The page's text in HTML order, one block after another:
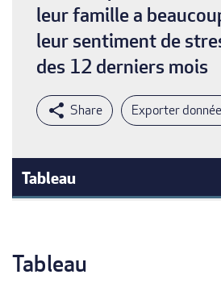
leur famille a
leur sentiment de
des 12 derniers mois
Exporter
Tableau
Tableau